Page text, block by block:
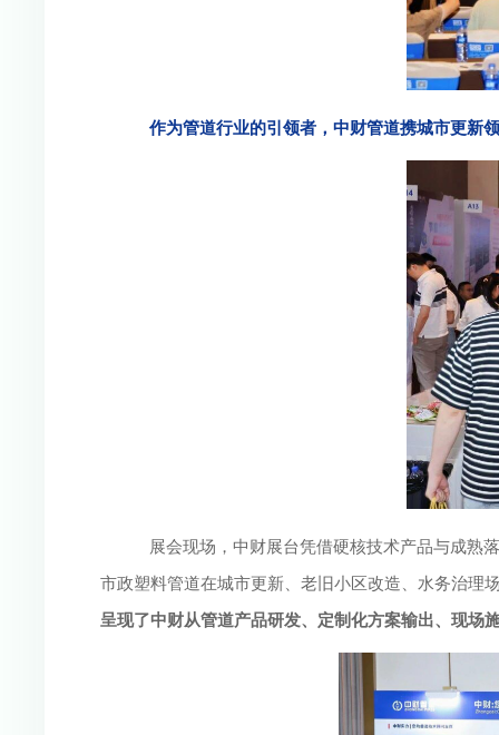
作为管道行业的引领者，中财管道携城市更新
展会现场，中财展台凭借硬核技术产品与成熟
市政塑料管道在城市更新、老旧小区改造、水务治理
呈现了中财从管道产品研发、定制化方案输出、现场